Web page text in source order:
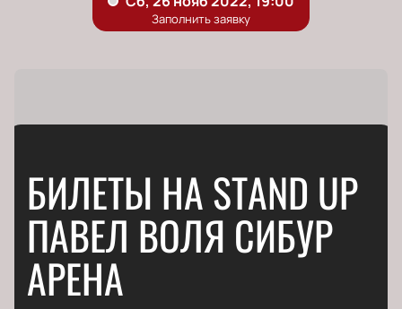
БИЛЕТЫ НА STAND UP
ПАВЕЛ ВОЛЯ СИБУР
АРЕНА